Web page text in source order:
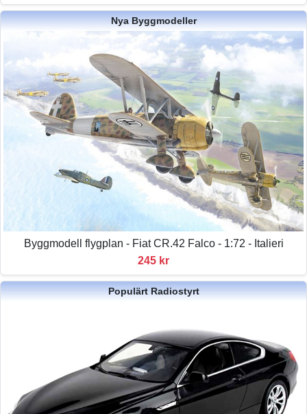
Nya Byggmodeller
Byggmodell flygplan - Fiat CR.42 Falco - 1:72 - Italieri
245 kr
Populärt Radiostyrt